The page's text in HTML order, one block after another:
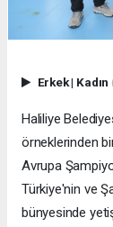
Erkek| Kadın
Haliliye
örneklerinden
Avrupa
Türkiye'nin ve
bünyesinde